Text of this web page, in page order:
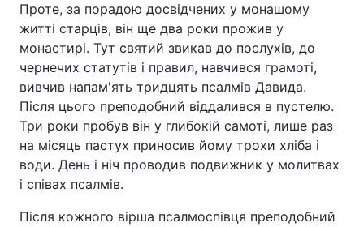
Проте, за порадою досвідчених у монашому
житті старців, він ще два роки прожив у
монастирі. Тут святий звикав до послухів, до
чернечих статутів і правил, навчився грамоті,
вивчив напам'ять тридцять псалмів Давида.
Після цього преподобний віддалився в пустелю.
Три роки пробув він у глибокій самоті, лише раз
на місяць пастух приносив йому трохи хліба і
води. День і ніч проводив подвижник у молитвах
і співах псалмів.
Після кожного вірша псалмоспівця преподобний